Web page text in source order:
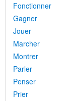
Fonctionner
Gagner
Jouer
Marcher
Montrer
Parler
Penser
Prier